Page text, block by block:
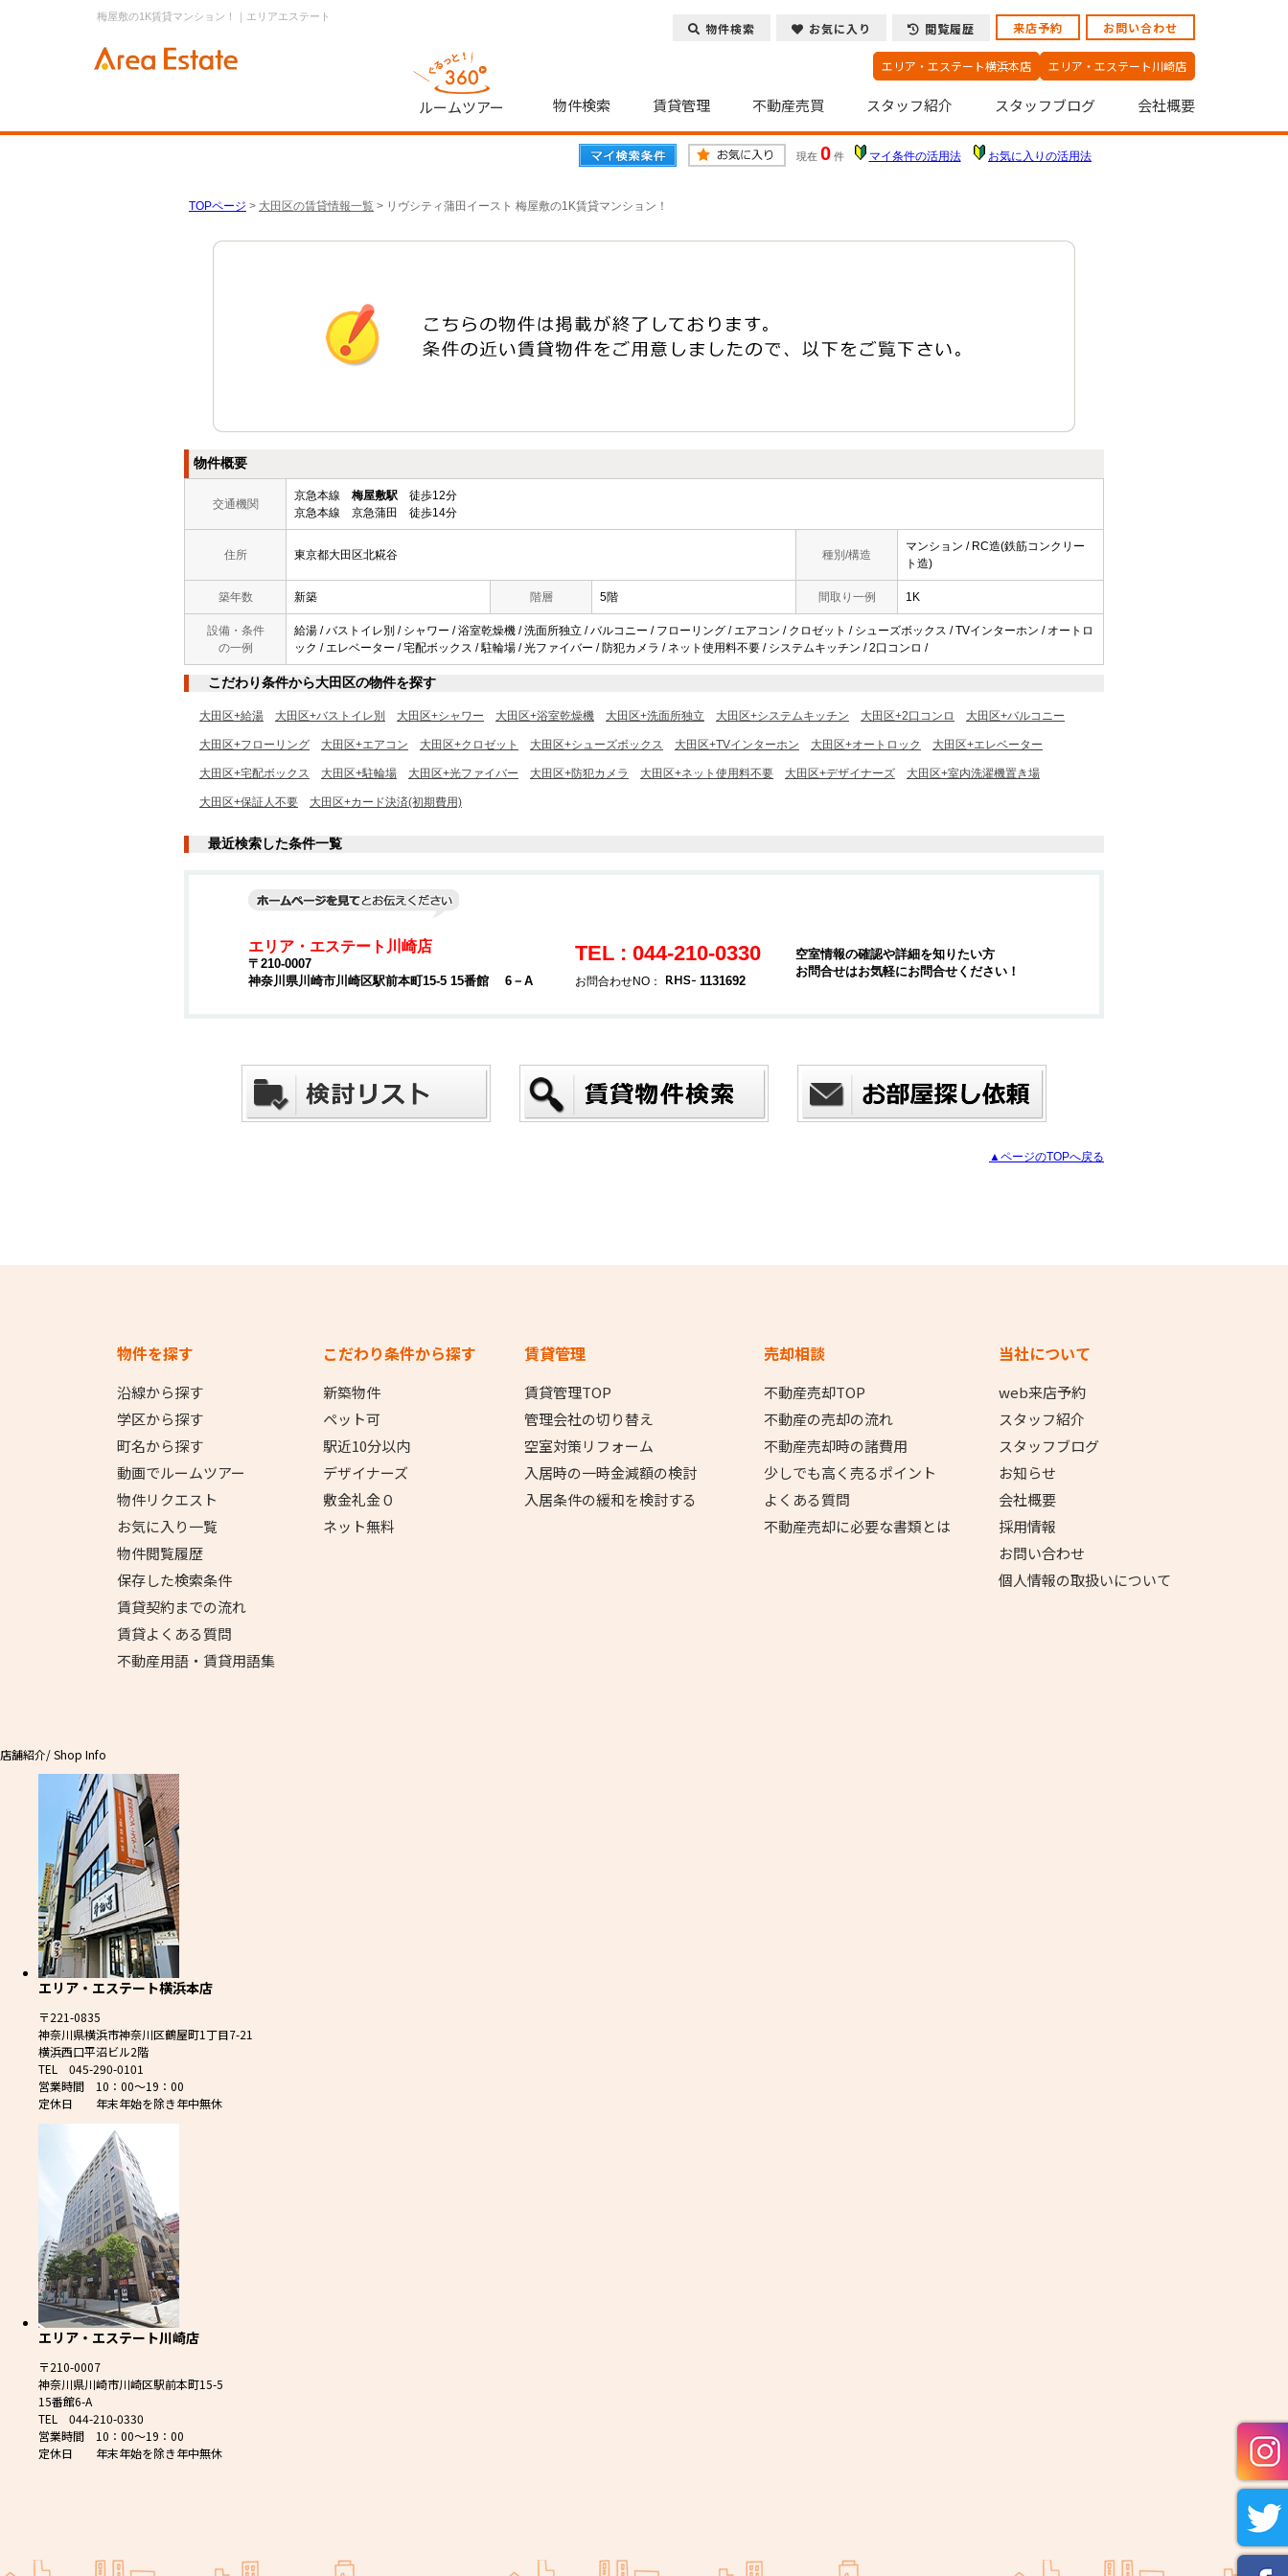
梅屋敷の1K賃貸マンション！｜エリアエステート
物件検索 お気に入り 閲覧履歴 来店予約 お問い合わせ
エリア・エステート横浜本店 エリア・エステート川崎店
ルームツアー 物件検索 賃貸管理 不動産売買 スタッフ紹介 スタッフブログ 会社概要
現在 0 件 マイ条件の活用法 お気に入りの活用法
TOPページ > 大田区の賃貸情報一覧 > リヴシティ蒲田イースト 梅屋敷の1K賃貸マンション！
物件概要
交通機関
京急本線 梅屋敷駅 徒歩12分
京急本線 京急蒲田 徒歩14分
住所 東京都大田区北糀谷 種別/構造
マンション / RC造(鉄筋コンクリー
ト造)
築年数 新築 階層 5階 間取り一例 1K
設備・条件
の一例
給湯 / バストイレ別 / シャワー / 浴室乾燥機 / 洗面所独立 / バルコニー / フローリング / エアコン / クロゼット / シューズボックス / TVインターホン / オートロ
ック / エレベーター / 宅配ボックス / 駐輪場 / 光ファイバー / 防犯カメラ / ネット使用料不要 / システムキッチン / 2口コンロ /
こだわり条件から大田区の物件を探す
大田区+給湯 大田区+バストイレ別 大田区+シャワー 大田区+浴室乾燥機 大田区+洗面所独立 大田区+システムキッチン 大田区+2口コンロ 大田区+バルコニー
大田区+フローリング 大田区+エアコン 大田区+クロゼット 大田区+シューズボックス 大田区+TVインターホン 大田区+オートロック 大田区+エレベーター
大田区+宅配ボックス 大田区+駐輪場 大田区+光ファイバー 大田区+防犯カメラ 大田区+ネット使用料不要 大田区+デザイナーズ 大田区+室内洗濯機置き場
大田区+保証人不要 大田区+カード決済(初期費用)
最近検索した条件一覧
エリア・エステート川崎店
〒210-0007
神奈川県川崎市川崎区駅前本町15-5 15番館 6－A
TEL : 044-210-0330
お問合わせNO： 1131692
空室情報の確認や詳細を知りたい方
お問合せはお気軽にお問合せください！
▲ページのTOPへ戻る
物件を探す
沿線から探す
学区から探す
町名から探す
動画でルームツアー
物件リクエスト
お気に入り一覧
物件閲覧履歴
保存した検索条件
賃貸契約までの流れ
賃貸よくある質問
不動産用語・賃貸用語集
こだわり条件から探す
新築物件
ペット可
駅近10分以内
デザイナーズ
敷金礼金０
ネット無料
賃貸管理
賃貸管理TOP
管理会社の切り替え
空室対策リフォーム
入居時の一時金減額の検討
入居条件の緩和を検討する
売却相談
不動産売却TOP
不動産の売却の流れ
不動産売却時の諸費用
少しでも高く売るポイント
よくある質問
不動産売却に必要な書類とは
当社について
web来店予約
スタッフ紹介
スタッフブログ
お知らせ
会社概要
採用情報
お問い合わせ
個人情報の取扱いについて
店舗紹介/ Shop Info
エリア・エステート横浜本店
〒221-0835
神奈川県横浜市神奈川区鶴屋町1丁目7-21
横浜西口平沼ビル2階
TEL 045-290-0101
営業時間 10：00～19：00
定休日 年末年始を除き年中無休
エリア・エステート川崎店
〒210-0007
神奈川県川崎市川崎区駅前本町15-5
15番館6-A
TEL 044-210-0330
営業時間 10：00～19：00
定休日 年末年始を除き年中無休